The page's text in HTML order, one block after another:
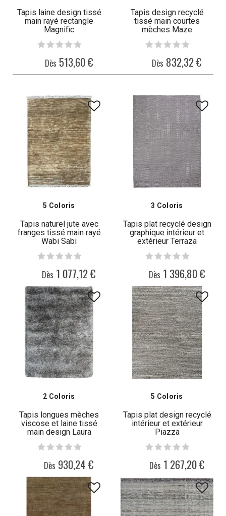
Tapis laine design tissé
main rayé rectangle
Magnific
Dès 513,60 €
Tapis design recyclé
tissé main courtes
mèches Maze
Dès 832,32 €
5 Coloris
Tapis naturel jute avec
franges tissé main rayé
Wabi Sabi
Dès 1 077,12 €
3 Coloris
Tapis plat recyclé design
graphique intérieur et
extérieur Terraza
Dès 1 396,80 €
2 Coloris
Tapis longues mèches
viscose et laine tissé
main design Laura
Dès 930,24 €
5 Coloris
Tapis plat design recyclé
intérieur et extérieur
Piazza
Dès 1 267,20 €